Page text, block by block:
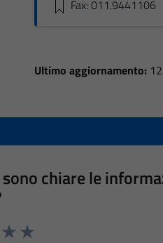
Fax: 011.9441106
Ultimo aggiornamento:
chiare le